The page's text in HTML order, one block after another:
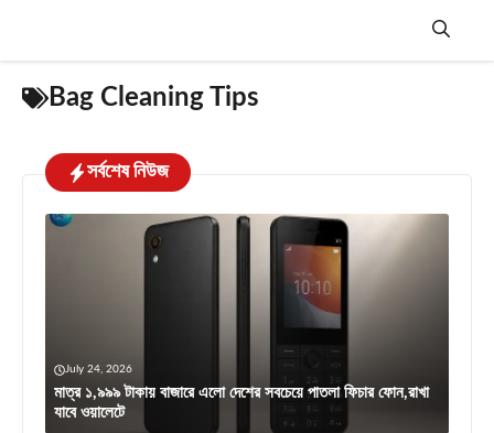
Menu
Bag Cleaning Tips
সর্বশেষ নিউজ
July 24, 2026
মাত্র ১,৯৯৯ টাকায় বাজারে এলো দেশের সবচেয়ে পাতলা ফিচার ফোন,রাখা
যাবে ওয়ালেটে